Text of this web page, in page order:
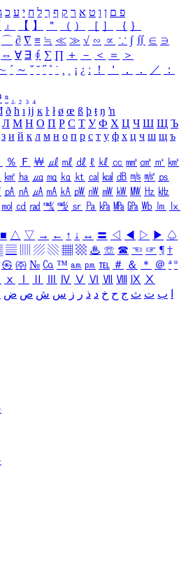
פ ם ן ו ט א ר ק ף ך ל ח י ע כ
』 【 】 ＂ （ ） ［ ］ ｛ ｝
⌒ ∂ ∇ ≡ ≒ ≪ ≫ √ ∽ ∝ ∵ ∫ ∬ ∈ ∋
⇔ ∀ ∃ ∮ ∑ ∏ ＋ － ＜ ＝
＞
´ ～ ˇ ˘ ˝ ˚ ˙ ¸ ¡ ¿ ː ！ ＇ ， ． ／
：
ⁿ ₁ ₂ ₃ ₄
ð ħ ı ĳ ĸ ŀ ł ø œ ß þ ŧ ŋ ŉ
Л М Н О П Р С Т У Ф Х Ц Ч Ш Щ Ъ
з и й к л м н о п р с т у ф х ц ч ш щ ъ
％ Ｆ ￦ ㎕ ㎖ ㎗ ℓ ㎘ ㏄ ㎣ ㎤ ㎥ ㎦
㎢ ㏊ ㎍ ㎎ ㎏ ㏏ ㎈ ㎉ ㏈ ㎧ ㎨ ㎰
㎀ ㎁ ㎂ ㎃ ㎄ ㎺ ㎻ ㎽ ㎾ ㎿ ㎐ ㎑
㏖ ㏅ ㎭ ㎮ ㎯ ㏛ ㎩ ㎪ ㎫ ㎬ ㏝ ㏐
㏓
■ △ ▽ → ← ↑ ↓ ↔ 〓 ◁ ◀ ▷ ▶ ♤
▤ ▨ ▧ ▦ ▩ ♨ ☏ ☎ ☜ ☞ ¶ †
㉿ ㈜ № ㏇ ™ ㏂ ㏘ ℡ ＃ ＆ ＊ ＠ ª º
ⅹ Ⅳ Ⅴ Ⅵ Ⅶ Ⅷ Ⅸ Ⅹ
ب ت ث ج ح خ د ذ ر ز س ش ص ض